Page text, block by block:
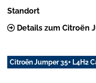
Standort
Details zum Citroën
Citroën Jumper 35+ L4H2